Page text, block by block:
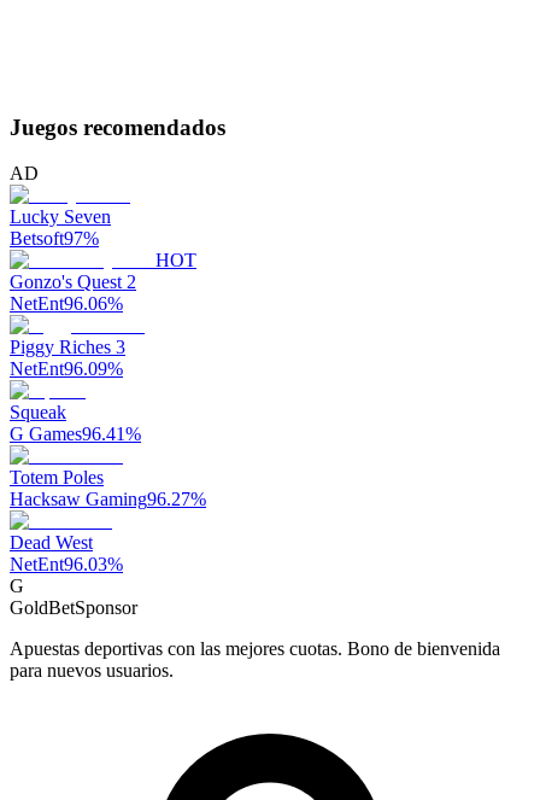
Juegos recomendados
AD
Lucky Seven
Betsoft97%
HOT
Gonzo's Quest 2
NetEnt96.06%
Piggy Riches 3
NetEnt96.09%
Squeak
G Games96.41%
Totem Poles
Hacksaw Gaming96.27%
Dead West
NetEnt96.03%
G
GoldBetSponsor
Apuestas deportivas con las mejores cuotas. Bono de bienvenida
para nuevos usuarios.